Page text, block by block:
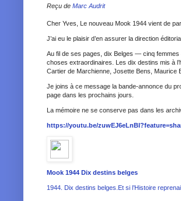
Reçu de Marc Audrit
Cher Yves, Le nouveau Mook 1944 vient de
J’ai eu le plaisir d’en assurer la direction
Au fil de ses pages, dix Belges — cinq
choses extraordinaires. Les dix destins mis à
Cartier de Marchienne, Josette Bens, Maurice
Je joins à ce message la bande-annonce du
page dans les prochains jours.
La mémoire ne se conserve pas dans les
https://youtu.be/
Mook 1944 Dix destins belges
1944. Dix destins belges.Et si l’Histoire